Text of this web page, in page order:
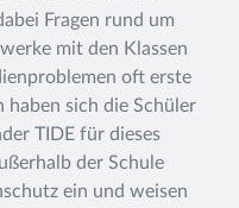
Fragen rund um
mit den Klassen
oft erste
haben sich die Schüler
TIDE für dieses
der Schule
ein und weisen